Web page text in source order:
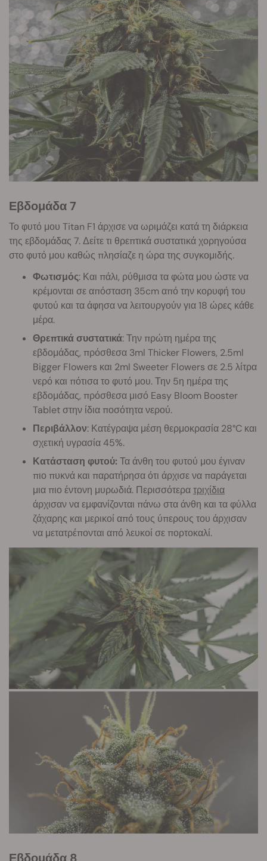
Εβδομάδα 7
Το φυτό μου Titan F1 άρχισε να ωριμάζει κατά τη διάρκεια
της εβδομάδας 7. Δείτε τι θρεπτικά συστατικά χορηγούσα
στο φυτό μου καθώς πλησίαζε η ώρα της συγκομιδής.
Φωτισμός: Και πάλι, ρύθμισα τα φώτα μου ώστε να
κρέμονται σε απόσταση 35cm από την κορυφή του
φυτού και τα άφησα να λειτουργούν για 18 ώρες κάθε
μέρα.
Θρεπτικά συστατικά: Την πρώτη ημέρα της
εβδομάδας, πρόσθεσα 3ml Thicker Flowers, 2.5ml
Bigger Flowers και 2ml Sweeter Flowers σε 2.5 λίτρα
νερό και πότισα το φυτό μου. Την 5η ημέρα της
εβδομάδας, πρόσθεσα μισό Easy Bloom Booster
Tablet στην ίδια ποσότητα νερού.
Περιβάλλον: Κατέγραψα μέση θερμοκρασία 28°C και
σχετική υγρασία 45%.
Κατάσταση φυτού: Τα άνθη του φυτού μου έγιναν
πιο πυκνά και παρατήρησα ότι άρχισε να παράγεται
μια πιο έντονη μυρωδιά. Περισσότερατριχίδια
άρχισαν να εμφανίζονται πάνω στα άνθη και τα φύλλα
ζάχαρης και μερικοί από τους ύπερους του άρχισαν
να μετατρέπονται από λευκοί σε πορτοκαλί.